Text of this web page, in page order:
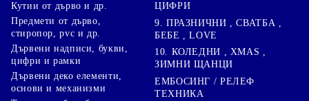
Кутии от дърво и др.
Предмети от дърво,
стиропор, pvc и др.
Дървени надписи, букви,
цифри и рамки
Дървени деко елементи,
основи и механизми
ЦИФРИ
9. ПРАЗНИЧНИ , СВАТБА ,
БЕБЕ , LOVE
10. КОЛЕДНИ , XMAS ,
ЗИМНИ ЩАНЦИ
ЕМБОСИНГ / РЕЛЕФ
ТЕХНИКА